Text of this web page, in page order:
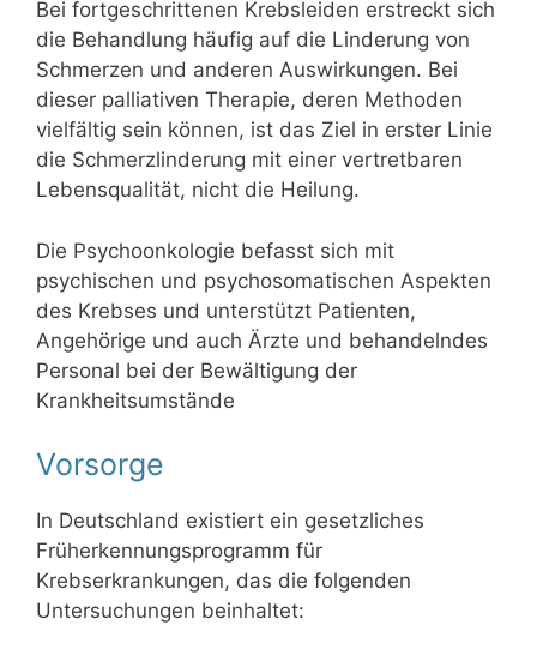
Bei fortgeschrittenen Krebsleiden erstreckt sich
die Behandlung häufig auf die Linderung von
Schmerzen und anderen Auswirkungen. Bei
dieser palliativen Therapie, deren Methoden
vielfältig sein können, ist das Ziel in erster Linie
die Schmerzlinderung mit einer vertretbaren
Lebensqualität, nicht die Heilung.
Die Psychoonkologie befasst sich mit
psychischen und psychosomatischen Aspekten
des Krebses und unterstützt Patienten,
Angehörige und auch Ärzte und behandelndes
Personal bei der Bewältigung der
Krankheitsumstände
Vorsorge
In Deutschland existiert ein gesetzliches
Früherkennungsprogramm für
Krebserkrankungen, das die folgenden
Untersuchungen beinhaltet: